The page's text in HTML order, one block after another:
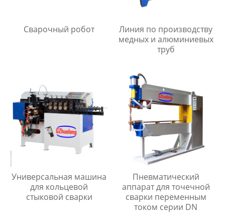
Сварочный робот
Линия по производству
медных и алюминиевых
труб
Универсальная машина
для кольцевой
стыковой сварки
Пневматический
аппарат для точечной
сварки переменным
током серии DN